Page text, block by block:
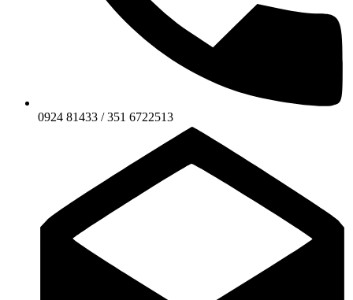
0924 81433 / 351 6722513